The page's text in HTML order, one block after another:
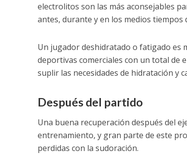
electrolitos son las más aconsejables
antes, durante y en los medios tiempos
Un jugador deshidratado o fatigado es
deportivas comerciales con un total de
suplir las necesidades de hidratación y
Después del partido
Una buena recuperación después del
entrenamiento, y gran parte de este
perdidas con la sudoración.